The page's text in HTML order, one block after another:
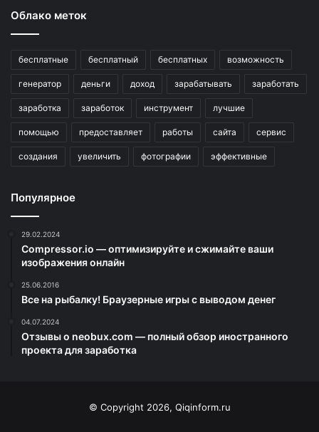
Облако меток
бесплатные бесплатный бесплатных возможность
генератор деньги доход зарабатывать заработать
заработка заработок инструмент лучшие
помощью предоставляет работы сайта сервис
создания увеличить фотографии эффективные
Популярное
29.02.2024
Compressor.io — оптимизируйте и сжимайте ваши
изображения онлайн
25.06.2016
Все на рыбалку! Браузерные игры с выводом денег
04.07.2024
Отзывы о neobux.com — полный обзор иностранного
проекта для заработка
© Copyright 2026, Qiqinform.ru